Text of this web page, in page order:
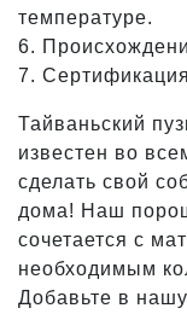
температуре.
6.
7.
Тайваньский
известен во
сделать свой
дома! Наш
сочетается с
необходимым
Добавьте в